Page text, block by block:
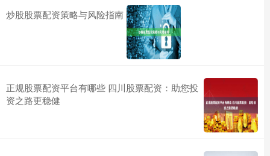
炒股股票配资策略与风险指南
正规股票配资平台有哪些 四川股票配资：助您投
资之路更稳健